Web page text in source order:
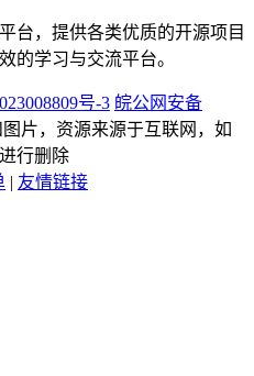
台，提供各类优质的开源项目
的学习与交流平台。
号-3 皖公网安备
图片，资源来源于互联网，如
行删除
| 友情链接